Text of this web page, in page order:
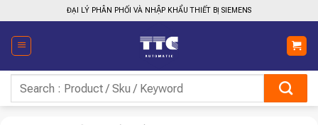
qua
nội
dung
ĐẠI LÝ PHÂN PHỐI VÀ NHẬP KHẨU THIẾT BỊ SIEMENS
kiếm: